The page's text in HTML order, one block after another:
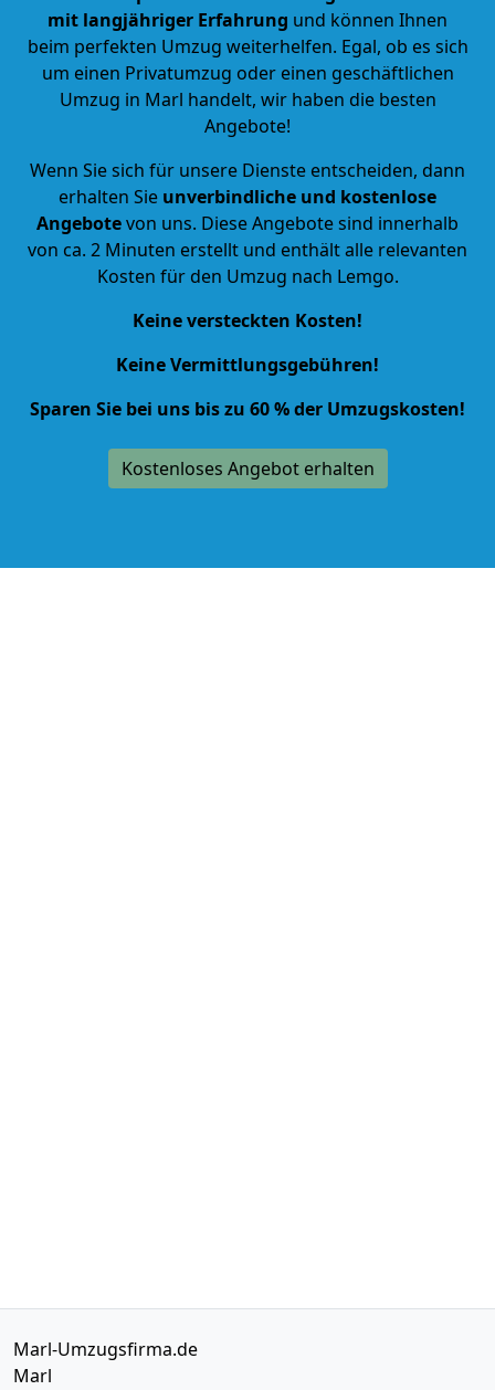
mit langjähriger Erfahrung und können Ihnen
beim perfekten Umzug weiterhelfen. Egal, ob es sich
um einen Privatumzug oder einen geschäftlichen
Umzug in Marl handelt, wir haben die besten
Angebote!
Wenn Sie sich für unsere Dienste entscheiden, dann
erhalten Sie unverbindliche und kostenlose
Angebotevon uns. Diese Angebote sind innerhalb
von ca. 2 Minuten erstellt und enthält alle relevanten
Kosten für den Umzug nach Lemgo.
Keine versteckten Kosten!
Keine Vermittlungsgebühren!
Sparen Sie bei uns bis zu 60 % der Umzugskosten!
Kostenloses Angebot erhalten
Marl-Umzugsfirma.de
Marl